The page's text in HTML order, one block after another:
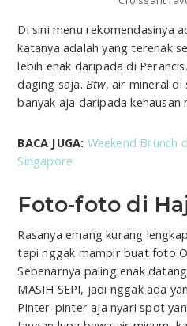
Di sini menu rekomendasinya
katanya adalah yang terenak
lebih enak daripada di
daging saja. Btw, air mineral di
banyak aja daripada kehausan
BACA JUGA: Weekend Brunch
Singapore
Foto-foto di
Rasanya emang kurang
tapi nggak mampir buat foto
Sebenarnya paling enak
MASIH SEPI, jadi nggak ada
Pinter-pinter aja nyari spot